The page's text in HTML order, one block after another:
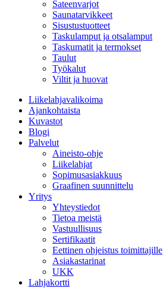
Sateenvarjot
Saunatarvikkeet
Sisustustuotteet
Taskulamput ja otsalamput
Taskumatit ja termokset
Taulut
Työkalut
Viltit ja huovat
Liikelahjavalikoima
Ajankohtaista
Kuvastot
Blogi
Palvelut
Aineisto-ohje
Liikelahjat
Sopimusasiakkuus
Graafinen suunnittelu
Yritys
Yhteystiedot
Tietoa meistä
Vastuullisuus
Sertifikaatit
Eettinen ohjeistus toimittajille
Asiakastarinat
UKK
Lahjakortti